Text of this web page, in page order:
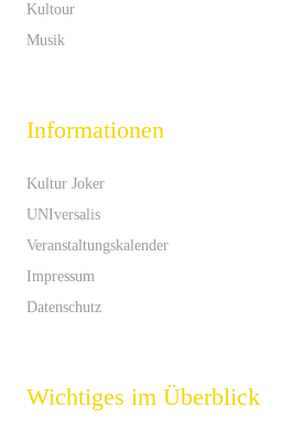
Kultour
Musik
Informationen
Kultur Joker
UNIversalis
Veranstaltungskalender
Impressum
Datenschutz
Wichtiges im Überblick